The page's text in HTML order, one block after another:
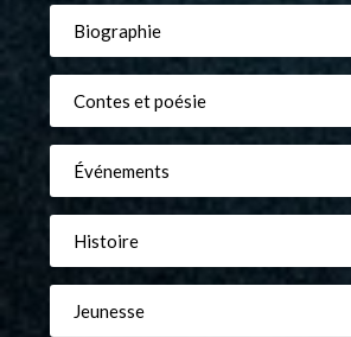
Biographie
Contes et poésie
Événements
Histoire
Jeunesse